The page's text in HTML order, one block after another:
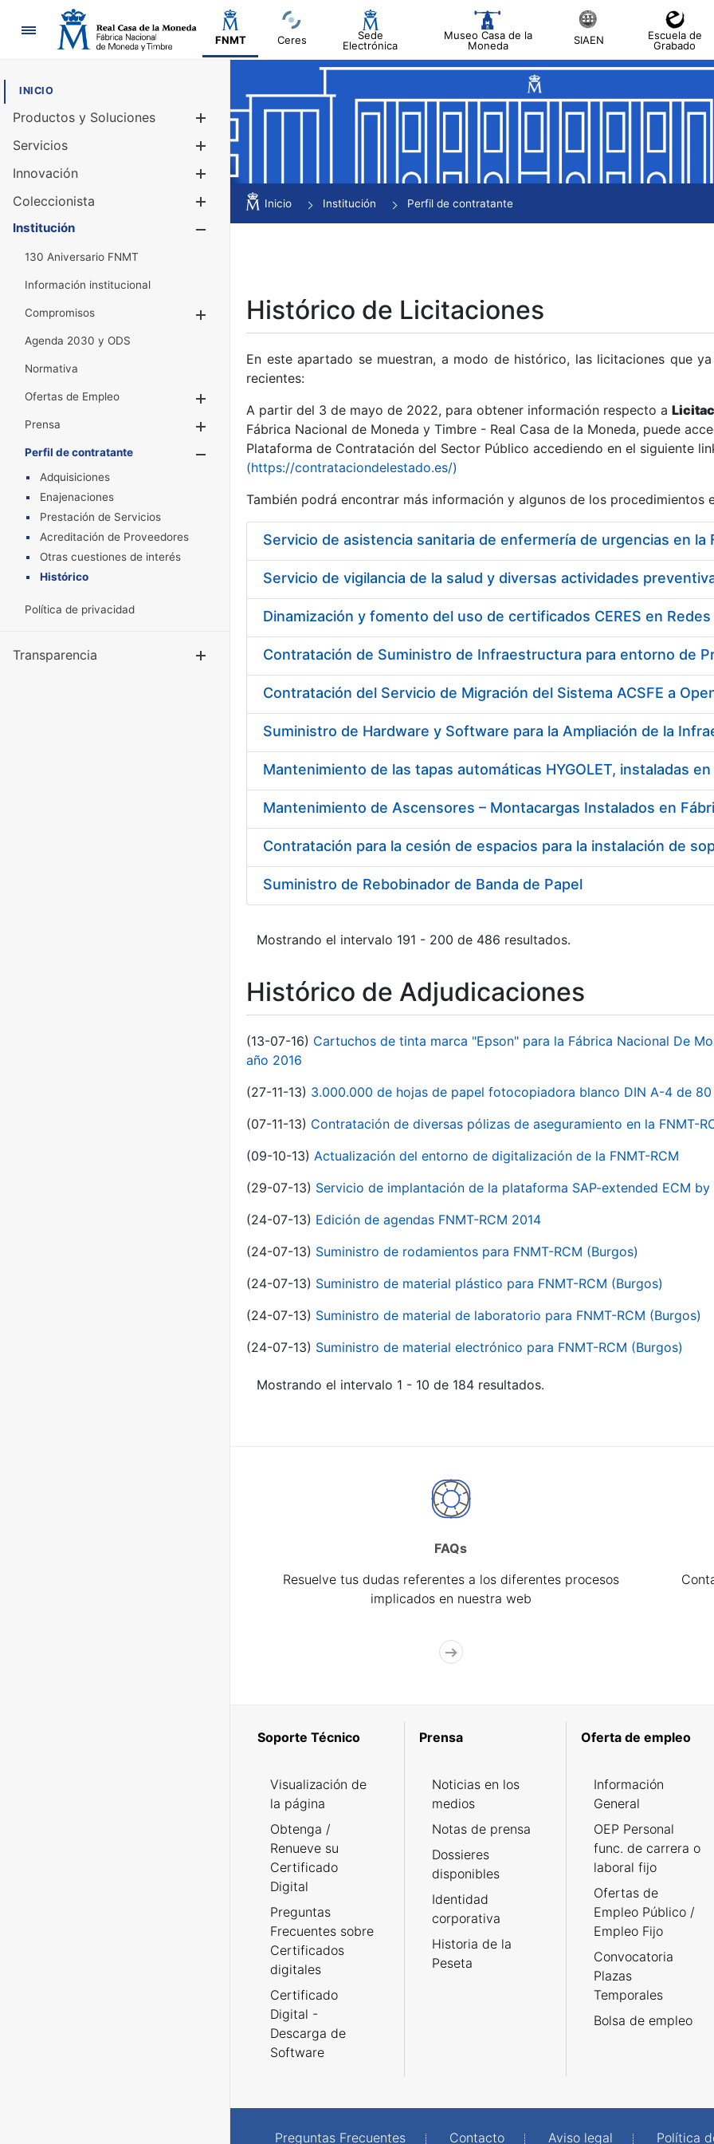
Navegación
FNMT Ceres
Sede
Electrónica
Museo Casa de la
Moneda
SIAEN
Escuela de
Grabado
INICIO
Productos y Soluciones
Mostrar/Ocultar
Servicios
Innovación
Coleccionista
Mostrar/Ocultar
Institución
130 Aniversario FNMT
Información institucional
Compromisos
Mostrar/Ocultar
Agenda 2030 y ODS
Normativa
Ofertas de Empleo
Prensa
Mostrar/Ocultar
Perfil de contratante
Mostrar/Ocultar
Adquisiciones
Enajenaciones
Prestación de Servicios
Acreditación de Proveedores
Otras cuestiones de interés
Histórico
Política de privacidad
Transparencia Mostrar/Ocultar
Inicio Institución Perfil de contratante
Histórico de Licitaciones
En este apartado se muestran, a modo de histórico, las licitaciones que
recientes:
A partir del 3 de mayo de 2022, para obtener información respecto a
Fábrica Nacional de Moneda y Timbre - Real Casa de la Moneda, puede
Plataforma de Contratación del Sector Público accediendo en el siguiente
(https://contrataciondelestado.es/)
También podrá encontrar más información y algunos de los procedimientos
Dinamización y fomento del uso de certificados CERES en Redes
Contratación de Suministro de Infraestructura para entorno de
Contratación del Servicio de Migración del Sistema ACSFE a
Mantenimiento de Ascensores – Montacargas Instalados en
Suministro de Rebobinador de Banda de Papel
Mostrando el intervalo 191 - 200 de 486 resultados.
Histórico de Adjudicaciones
(13-07-16) Cartuchos de tinta marca "Epson" para la Fábrica Nacional De
año 2016
(27-11-13) 3.000.000 de hojas de papel fotocopiadora blanco DIN A-4 de 80
(07-11-13) Contratación de diversas pólizas de aseguramiento en la FNMT-
(09-10-13) Actualización del entorno de digitalización de la FNMT-RCM
(29-07-13) Servicio de implantación de la plataforma SAP-extended ECM by
(24-07-13) Edición de agendas FNMT-RCM 2014
(24-07-13) Suministro de rodamientos para FNMT-RCM (Burgos)
(24-07-13) Suministro de material plástico para FNMT-RCM (Burgos)
(24-07-13) Suministro de material de laboratorio para FNMT-RCM (Burgos)
(24-07-13) Suministro de material electrónico para FNMT-RCM (Burgos)
Mostrando el intervalo 1 - 10 de 184 resultados.
FAQs
Resuelve tus dudas referentes a los diferentes procesos
implicados en nuestra web
Soporte Técnico
Visualización de
la página
Obtenga /
Renueve su
Certificado
Digital
Preguntas
Frecuentes sobre
Certificados
digitales
Certificado
Digital -
Descarga de
Software
Prensa
Noticias en los
medios
Notas de prensa
Dossieres
disponibles
Identidad
corporativa
Historia de la
Peseta
Oferta de empleo
Información
General
OEP Personal
func. de carrera o
laboral fijo
Ofertas de
Empleo Público /
Empleo Fijo
Convocatoria
Plazas
Temporales
Bolsa de empleo
Preguntas Frecuentes Contacto Aviso legal Política